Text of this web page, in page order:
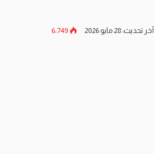
آخر تحديث: 28 مايو 2026 6٬749